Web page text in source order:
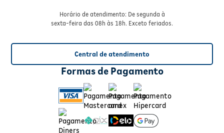
Horário de atendimento: De segunda à
sexta-feira das 08h às 18h. Exceto feriados.
Central de atendimento
Formas de Pagamento